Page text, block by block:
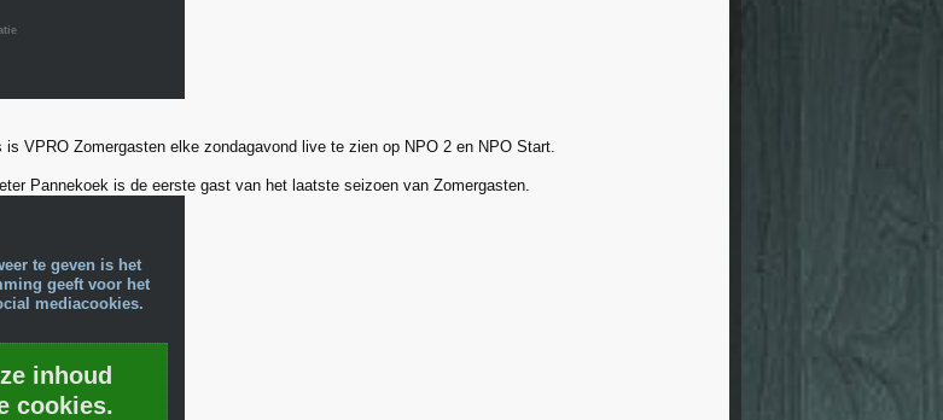
VPRO Zomergasten elke zondagavond live te zien op NPO 2 en NPO Start.
Pannekoek is de eerste gast van het laatste seizoen van Zomergasten.
te geven is het
geeft voor het
mediacookies.
inhoud
cookies.